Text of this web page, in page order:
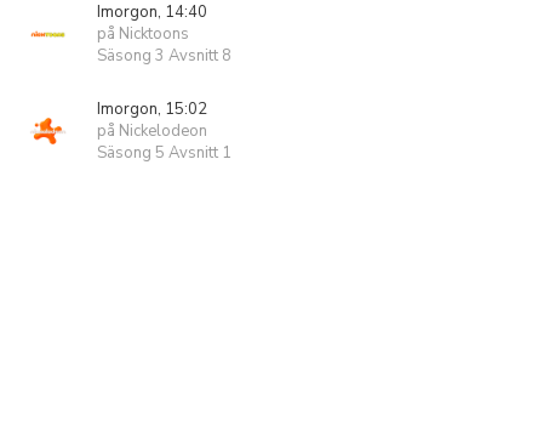
Imorgon, 14:40
på Nicktoons
Säsong 3 Avsnitt 8
Imorgon, 15:02
på Nickelodeon
Säsong 5 Avsnitt 1